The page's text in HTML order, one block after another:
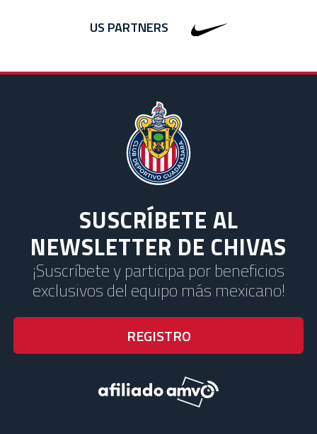
US PARTNERS
SUSCRÍBETE AL
NEWSLETTER DE CHIVAS
¡Suscríbete y participa por beneficios
exclusivos del equipo más mexicano!